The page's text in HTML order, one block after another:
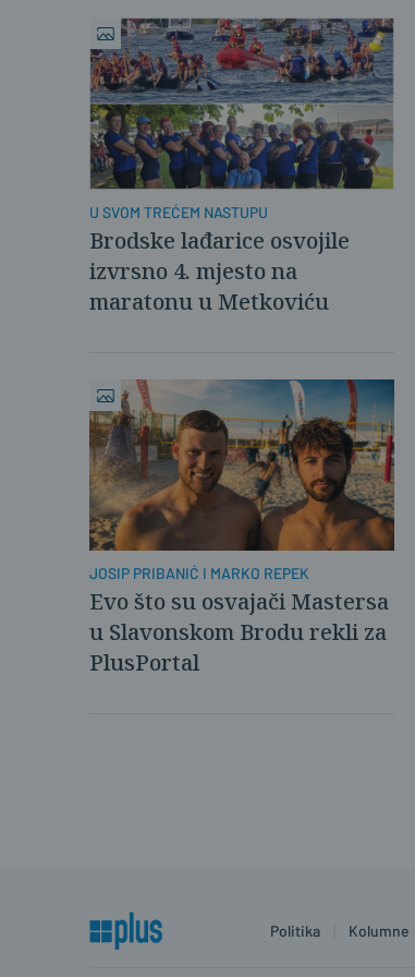
U SVOM TREĆEM NASTUPU
Brodske lađarice osvojile
izvrsno 4. mjesto na
maratonu u Metkoviću
JOSIP PRIBANIĆ I MARKO REPEK
Evo što su osvajači Mastersa
u Slavonskom Brodu rekli za
PlusPortal
Politika Kolumne